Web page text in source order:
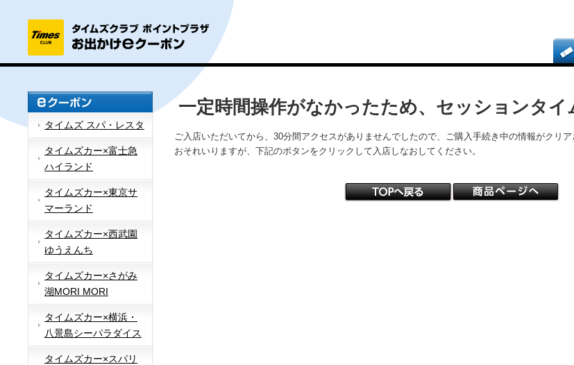
タイムズ スパ・レスタ
タイムズカー×富士急
ハイランド
タイムズカー×東京サ
マーランド
タイムズカー×西武園
ゆうえんち
タイムズカー×さがみ
湖MORI MORI
タイムズカー×横浜・
八景島シーパラダイス
タイムズカー×スパリ
一定時間操作がなかったため、セッションタイ
ご入店いただいてから、30分間アクセスがありませんでしたので、ご購入手続き中の情報がクリア
おそれいりますが、下記のボタンをクリックして入店しなおしてください。